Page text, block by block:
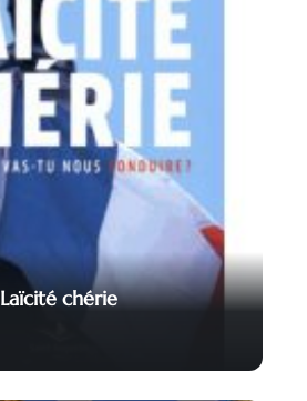
Laïcité chérie